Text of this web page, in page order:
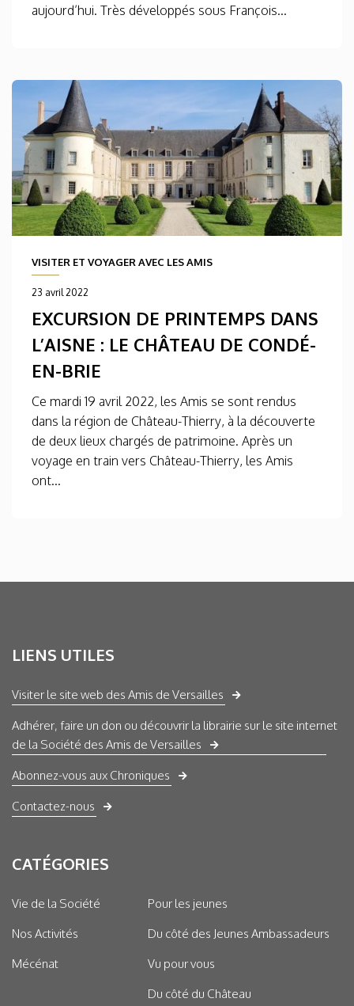
aujourd’hui. Très développés sous François...
VISITER ET VOYAGER AVEC LES AMIS
23 avril 2022
EXCURSION DE PRINTEMPS DANS
L’AISNE : LE CHÂTEAU DE CONDÉ-
EN-BRIE
Ce mardi 19 avril 2022, les Amis se sont rendus
dans la région de Château-Thierry, à la découverte
de deux lieux chargés de patrimoine. Après un
voyage en train vers Château-Thierry, les Amis
ont...
LIENS UTILES
Visiter le site web des Amis de Versailles
Adhérer, faire un don ou découvrir la librairie sur le site internet
de la Société des Amis de Versailles
Abonnez-vous aux Chroniques
Contactez-nous
CATÉGORIES
Vie de la Société
Nos Activités
Mécénat
Pour les jeunes
Du côté des Jeunes Ambassadeurs
Vu pour vous
Du côté du Château